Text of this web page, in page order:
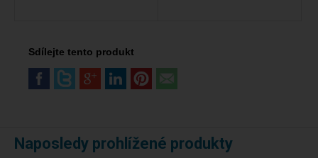
Sdílejte tento produkt
Naposledy prohlížené produkty